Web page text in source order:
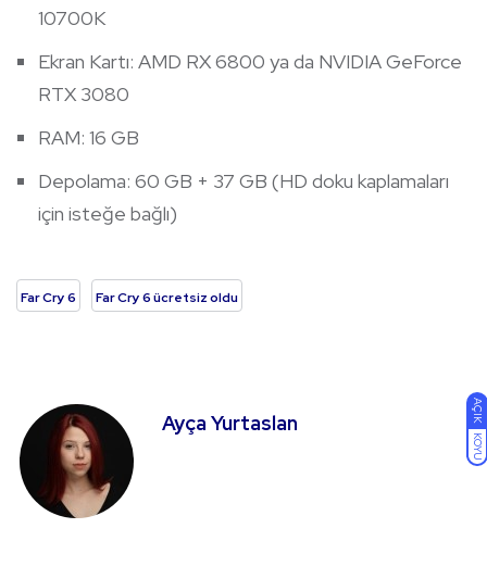
AÇIK
KOYU
10700K
Ekran Kartı: AMD RX 6800 ya da NVIDIA GeForce
RTX 3080
RAM: 16 GB
Depolama: 60 GB + 37 GB (HD doku kaplamaları
için isteğe bağlı)
Far Cry 6 Far Cry 6 ücretsiz oldu
Ayça Yurtaslan